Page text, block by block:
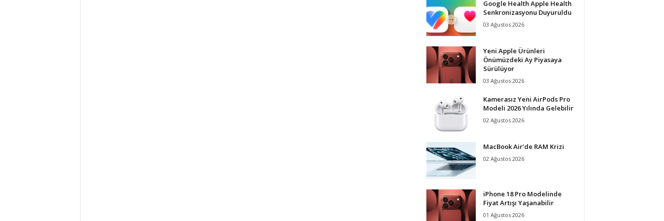
Google Health Apple Health
Senkronizasyonu Duyuruldu
03 Ağustos 2026
Yeni Apple Ürünleri
Önümüzdeki Ay Piyasaya
Sürülüyor
03 Ağustos 2026
Kamerasız Yeni AirPods Pro
Modeli 2026 Yılında Gelebilir
02 Ağustos 2026
MacBook Air’de RAM Krizi
02 Ağustos 2026
iPhone 18 Pro Modelinde
Fiyat Artışı Yaşanabilir
01 Ağustos 2026